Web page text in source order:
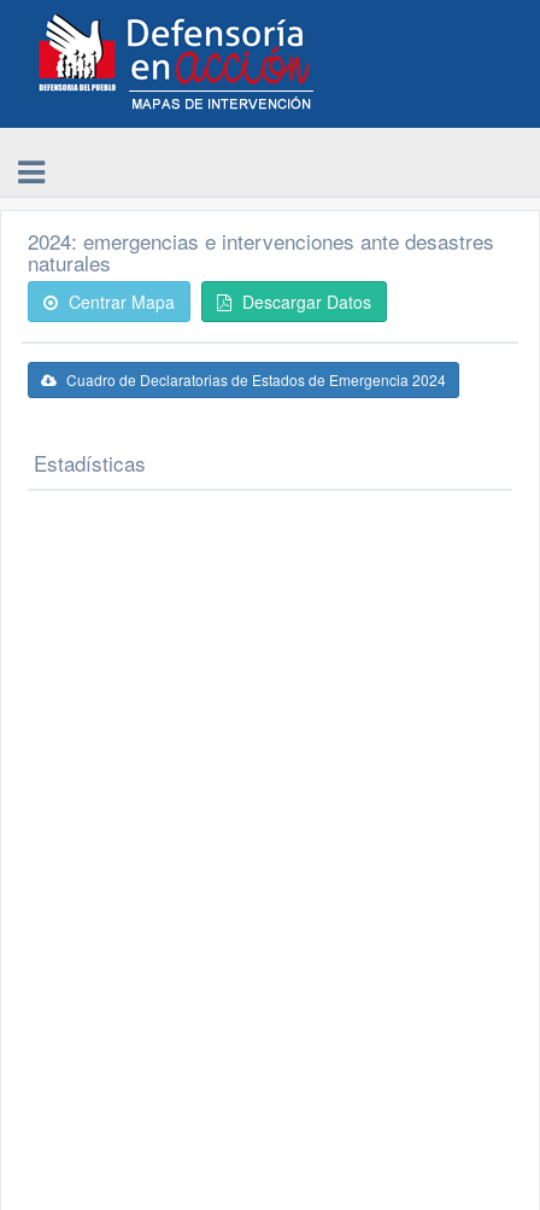
2024: emergencias e intervenciones ante desastres
naturales
Centrar Mapa Descargar Datos
Cuadro de Declaratorias de Estados de Emergencia 2024
Estadísticas